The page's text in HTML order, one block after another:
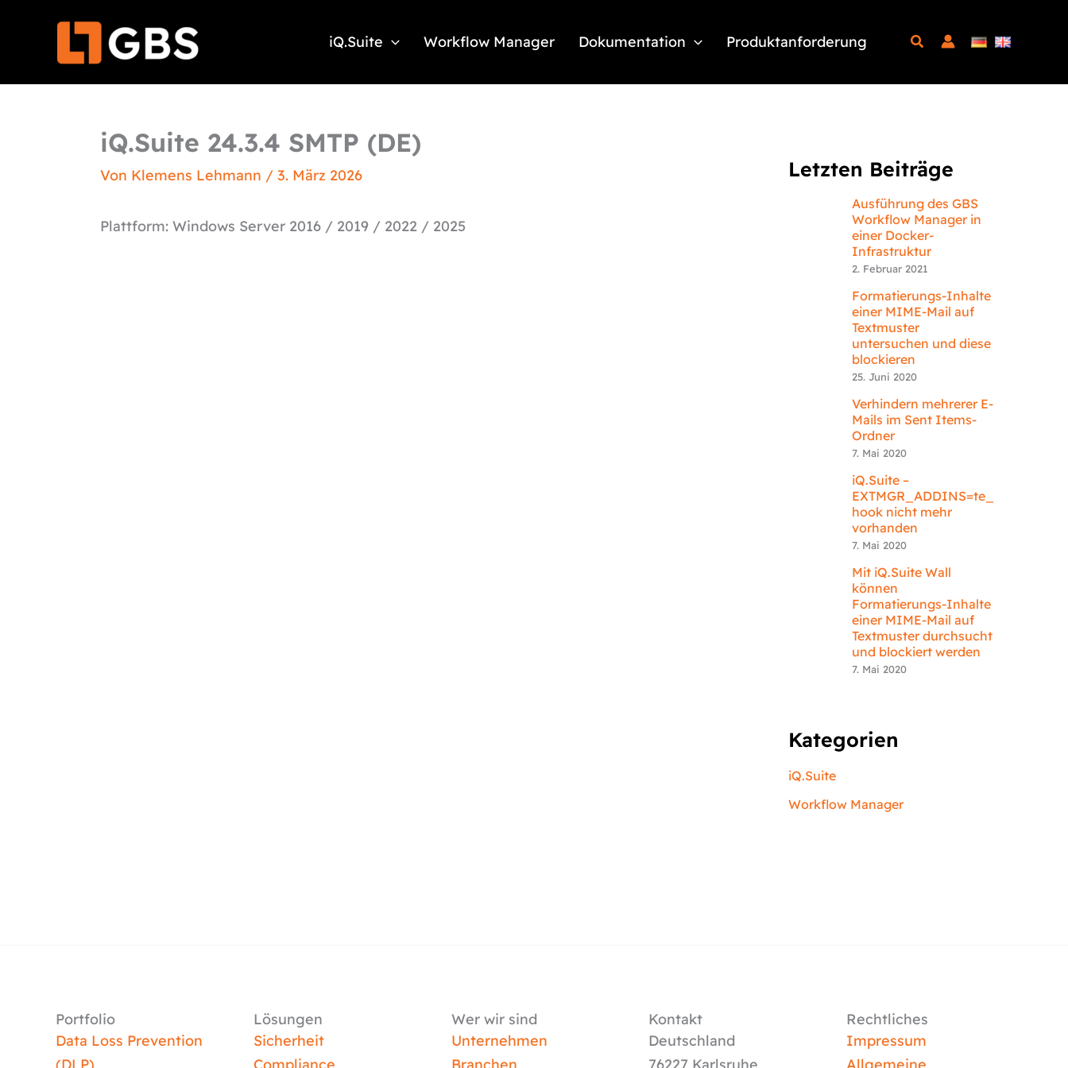
springen
iQ.Suite Workflow Manager Dokumentation Produktanforderung
iQ.Suite 24.3.4 SMTP (DE)
Von Klemens Lehmann / 3. März 2026
Plattform: Windows Server 2016 / 2019 / 2022 / 2025
Letzten Beiträge
Ausführung des GBS
Workflow Manager in
einer Docker-
Infrastruktur
2. Februar 2021
Formatierungs-Inhalte
einer MIME-Mail auf
Textmuster
untersuchen und diese
blockieren
25. Juni 2020
Verhindern mehrerer E-
Mails im Sent Items-
Ordner
7. Mai 2020
iQ.Suite –
EXTMGR_ADDINS=te_
hook nicht mehr
vorhanden
7. Mai 2020
Mit iQ.Suite Wall
können
Formatierungs-Inhalte
einer MIME-Mail auf
Textmuster durchsucht
und blockiert werden
7. Mai 2020
Kategorien
iQ.Suite
Workflow Manager
Portfolio
Data Loss Prevention
Lösungen
Sicherheit
Wer wir sind
Unternehmen
Kontakt
Deutschland
Rechtliches
Impressum